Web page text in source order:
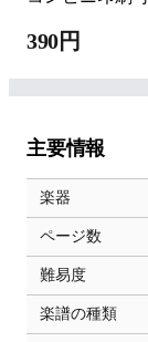
390円
主要情報
楽器
ページ数
難易度
楽譜の種類